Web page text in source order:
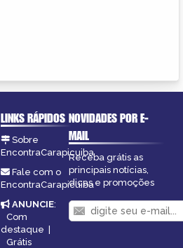
LINKS RÁPIDOS
Sobre
EncontraCarapicuiba
Fale com o
EncontraCarapicuiba
ANUNCIE:
Com
destaque |
Grátis
NOVIDADES POR E-
MAIL
Receba grátis as
principais notícias,
dicas e promoções